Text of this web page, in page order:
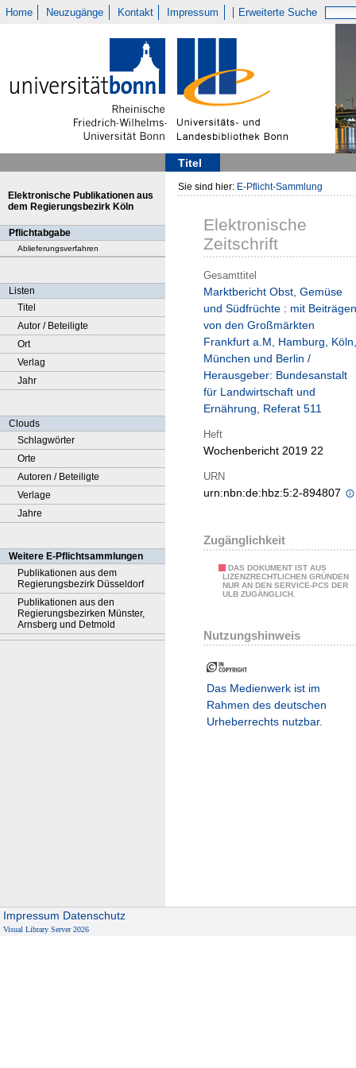
Home Neuzugänge Kontakt Impressum Erweiterte Suche
Titel
Elektronische Publikationen aus
dem Regierungsbezirk Köln
Pflichtabgabe
Ablieferungsverfahren
Listen
Titel
Autor / Beteiligte
Ort
Verlag
Jahr
Clouds
Schlagwörter
Orte
Autoren / Beteiligte
Verlage
Jahre
Weitere E-Pflichtsammlungen
Publikationen aus dem
Regierungsbezirk Düsseldorf
Publikationen aus den
Regierungsbezirken Münster,
Arnsberg und Detmold
Sie sind hier: E-Pflicht-Sammlung
Elektronische
Zeitschrift
Gesamttitel
Marktbericht Obst, Gemüse
und Südfrüchte : mit Beiträgen
von den Großmärkten
Frankfurt a.M, Hamburg, Köln,
München und Berlin /
Herausgeber: Bundesanstalt
für Landwirtschaft und
Ernährung, Referat 511
Heft
Wochenbericht 2019 22
URN
urn:nbn:de:hbz:5:2-894807
Zugänglichkeit
DAS DOKUMENT IST AUS
LIZENZRECHTLICHEN GRÜNDEN
NUR AN DEN SERVICE-PCS DER
ULB ZUGÄNGLICH.
Nutzungshinweis
Das Medienwerk ist im
Rahmen des deutschen
Urheberrechts nutzbar.
Impressum Datenschutz
Visual Library Server 2026